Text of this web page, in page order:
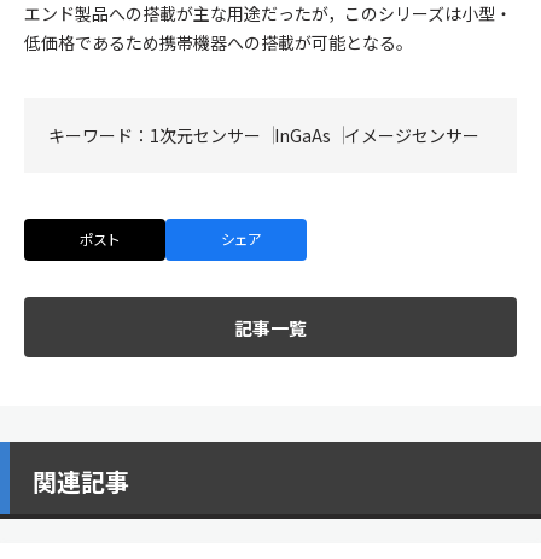
エンド製品への搭載が主な⽤途だったが，このシリーズは⼩型・
低価格であるため携帯機器への搭載が可能となる。
キーワード： 1次元センサー InGaAs イメージセンサー
ポスト シェア
記事一覧
関連記事